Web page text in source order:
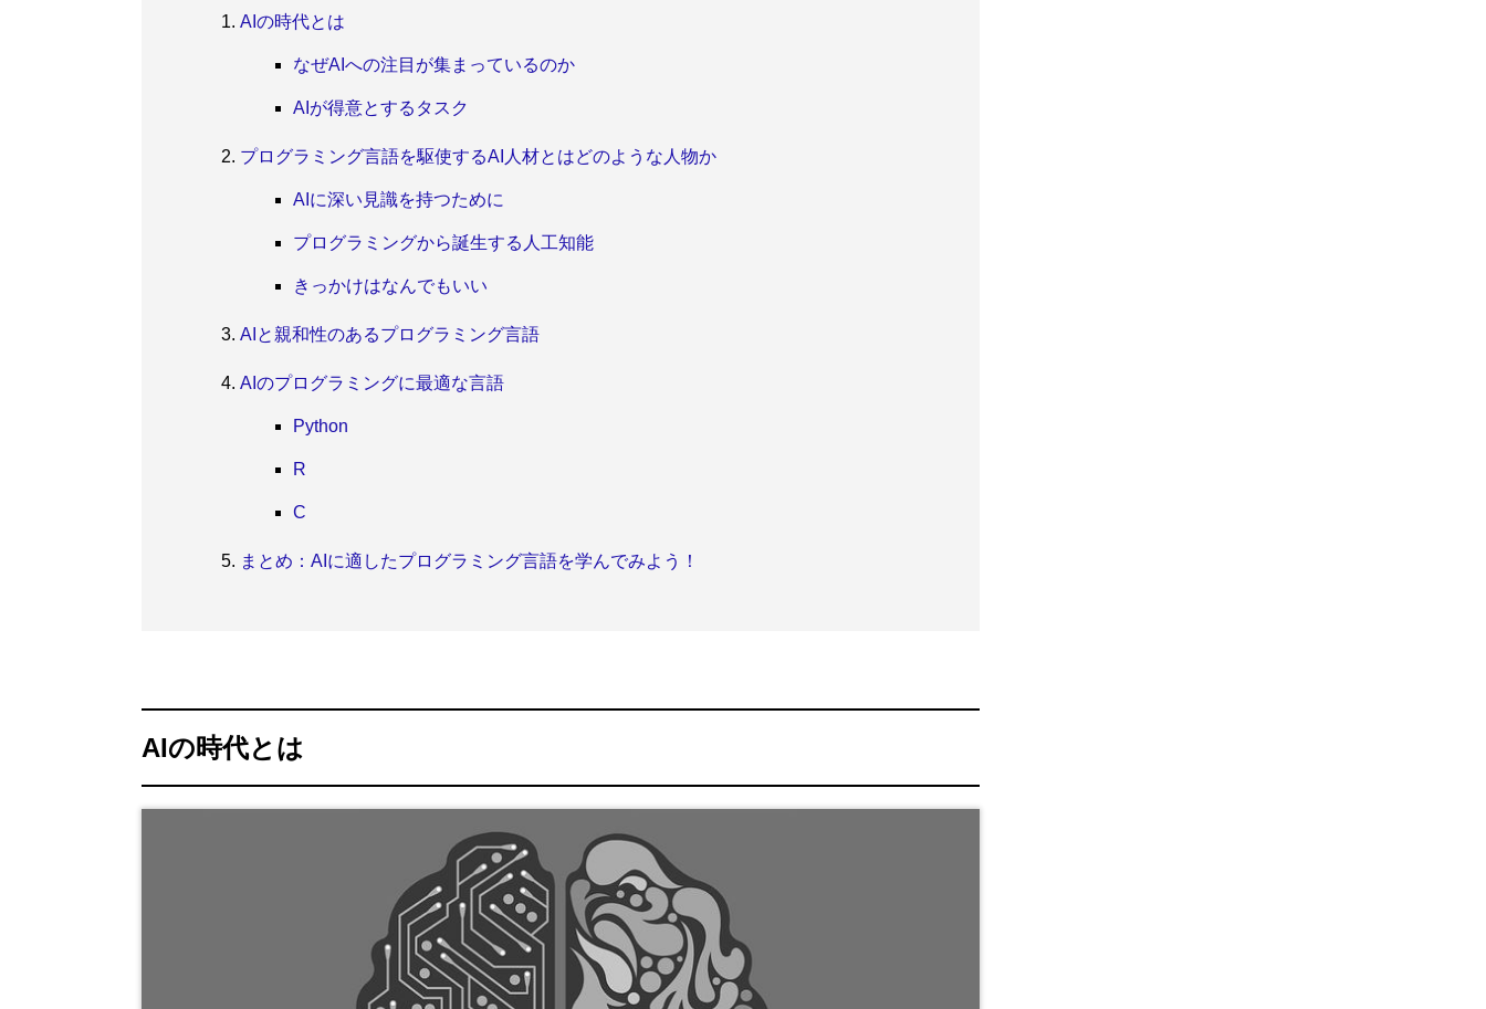
AIの時代とは
なぜAIへの注目が集まっているのか
AIが得意とするタスク
プログラミング言語を駆使するAI人材とはどのような人物か
AIに深い見識を持つために
プログラミングから誕生する人工知能
きっかけはなんでもいい
AIと親和性のあるプログラミング言語
AIのプログラミングに最適な言語
Python
R
C
まとめ：AIに適したプログラミング言語を学んでみよう！
AIの時代とは